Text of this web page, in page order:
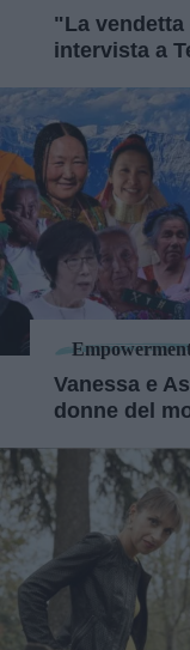
"La
intervista a
Vanessa e
donne del